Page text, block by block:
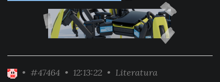
• #47464 • 12:13:22 • Literatura